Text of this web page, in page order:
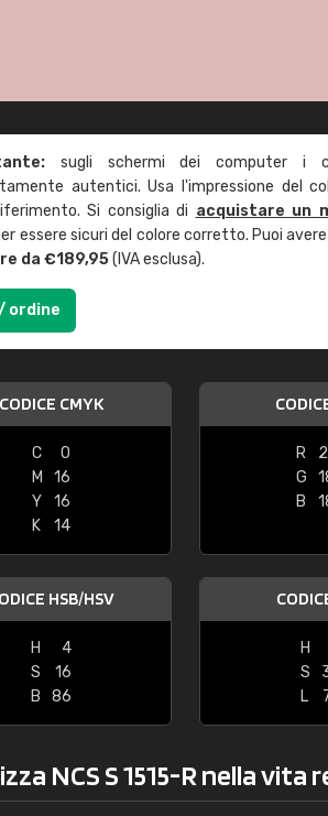
sugli schermi dei computer i
autentici. Usa l'impressione del
Si consiglia di acquistare un
essere sicuri del colore corretto. Puoi
da €189,95(IVA esclusa).
ordine
CODICE CMYK
C
0
M
16
Y
16
K
14
R
G
B
HSB/HSV
H
4
S
16
B
86
H
S
L
NCS S 1515-R nella vita